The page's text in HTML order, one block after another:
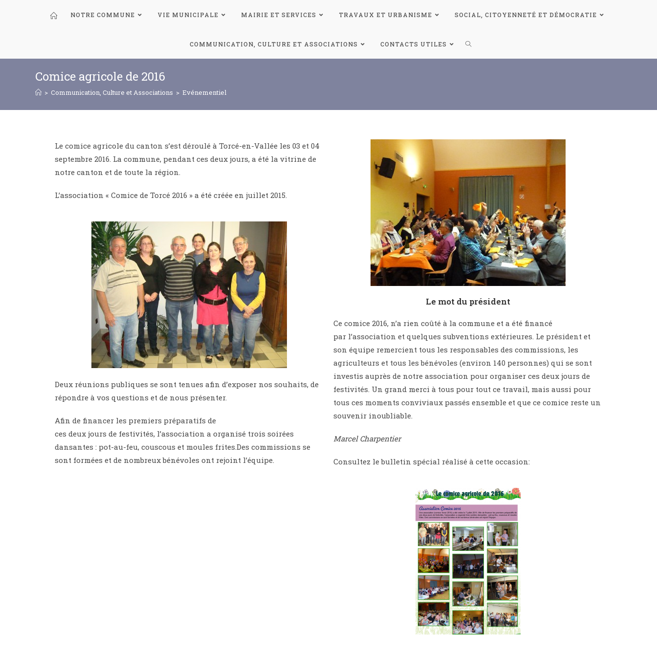
NOTRE COMMUNE VIE MUNICIPALE MAIRIE ET SERVICES TRAVAUX ET URBANISME SOCIAL, CITOYENNETÉ ET DÉMOCRATIE
COMMUNICATION, CULTURE ET ASSOCIATIONS CONTACTS UTILES
Comice agricole de 2016
> Communication, Culture et Associations > Evénementiel
Le comice agricole du canton s’est déroulé à Torcé-en-Vallée les 03 et 04
septembre 2016. La commune, pendant ces deux jours, a été la vitrine de
notre canton et de toute la région.
L’association « Comice de Torcé 2016 » a été créée en juillet 2015.
Deux réunions publiques se sont tenues afin d’exposer nos souhaits, de
répondre à vos questions et de nous présenter.
Afin de financer les premiers préparatifs de
ces deux jours de festivités, l’association a organisé trois soirées
dansantes : pot-au-feu, couscous et moules frites.Des commissions se
sont formées et de nombreux bénévoles ont rejoint l’équipe.
Le mot du président
Ce comice 2016, n’a rien coûté à la commune et a été financé
par l’association et quelques subventions extérieures. Le président et
son équipe remercient tous les responsables des commissions, les
agriculteurs et tous les bénévoles (environ 140 personnes) qui se sont
investis auprès de notre association pour organiser ces deux jours de
festivités. Un grand merci à tous pour tout ce travail, mais aussi pour
tous ces moments conviviaux passés ensemble et que ce comice reste un
souvenir inoubliable.
Marcel Charpentier
Consultez le bulletin spécial réalisé à cette occasion: